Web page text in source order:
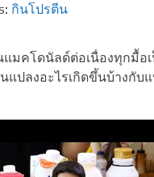
กินโปรตีน
มคโดนัลด์ต่อเนื่องทุกมื้อเ
แปลงอะไรเกิดขึ้นบ้างกับ